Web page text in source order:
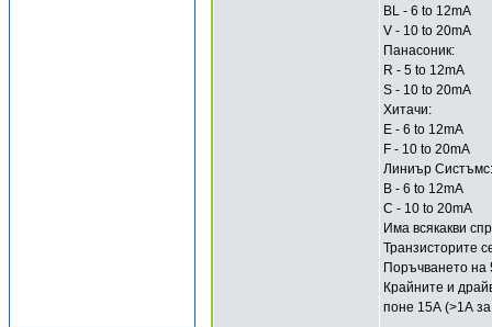
BL - 6 to 12mA
V - 10 to 20mA
Панасоник:
R - 5 to 12mA
S - 10 to 20mA
Хитачи:
Е - 6 to 12mA
F - 10 to 20mA
Линиър Систъмс:
B - 6 to 12mA
C - 10 to 20mA
Има всякакви
Транзисторите
Поръчването на
Крайните и
поне 15А (>1А